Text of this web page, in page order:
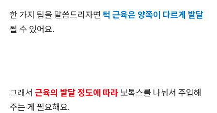
한 가지 팁을 말씀드리자면 턱 근육은 양쪽이 다르게 발달
될 수 있어요.
그래서 근육의 발달 정도에 따라 보톡스를 나눠서 주입해
주는 게 필요해요.